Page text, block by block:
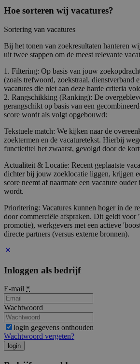
Hoe sorteren wij vacatures?
Sortering van vacatures
Bij het tonen van zoekresultaten hanteren
uit twee stappen om de meest relevante
1. Filtering: Op basis van jouw
(zoals trefwoord, zoekstraal, dienstverband
vacatures die niet aan deze harde criteria
2. Rangschikking (Ranking): De
gerangschikt op basis van een
score wordt als volgt opgebouwd:
Tekstuele match: We kijken naar de
zoektermen en de vacaturetekst. Hierbij
functietitel het zwaarst, gevolgd door de
Actualiteit & Locatie: Recent geplaatste
dichter bij jouw zoeklocatie liggen, krijgen
score neemt af naarmate een vacature
wordt.
Prioritering: Vacatures kunnen hoger in de
door commerciële afspraken. Dit geldt voor
promotie), werkgevers met een actieve
directe partners (versus externe bronnen).
Inloggen als bedrijf
E-mail *
Wachtwoord
login gegevens onthouden
Wachtwoord vergeten?
login